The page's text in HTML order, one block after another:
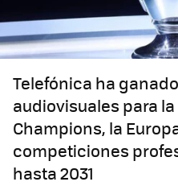
Telefónica ha
audiovisuales para
Champions, la
competiciones
hasta 2031